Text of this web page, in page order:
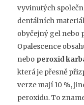
vyvinutých
dentálních
obyčejný gel nebo
Opalescence
nebo peroxid
která je přesně
verze mají 10 %,
peroxidu. To